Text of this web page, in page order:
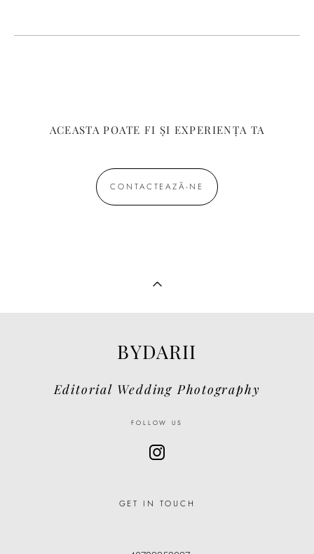
ACEASTA POATE FI ȘI EXPERIENȚA TA
CONTACTEAZĂ-NE
BYDARII
Editorial Wedding Photography
FOLLOW US
GET IN TOUCH